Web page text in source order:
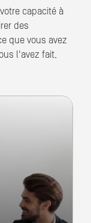
capacité à
des
que vous avez
l'avez fait,